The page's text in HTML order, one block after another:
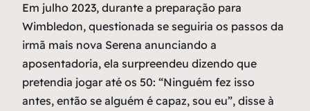
Em julho 2023, durante a preparação para
Wimbledon, questionada se seguiria os passos da
irmã mais nova Serena anunciando a
aposentadoria, ela surpreendeu dizendo que
pretendia jogar até os 50: “Ninguém fez isso
antes, então se alguém é capaz, sou eu”, disse à